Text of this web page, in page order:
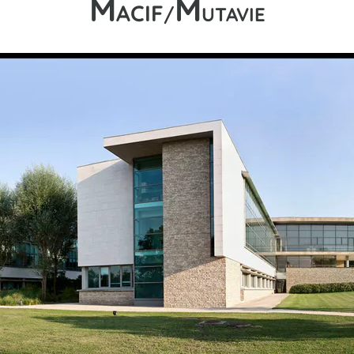
MACIF/MUTAVIE